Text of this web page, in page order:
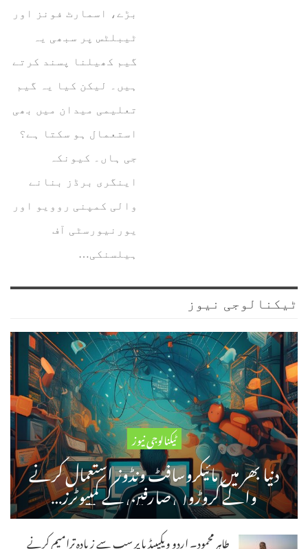
بڑے، اسمارٹ فونز اور
ٹیبلٹس پر سبھی یہ
گیم کھیلنا پسند کرتے
ہیں۔ لیکن کیا یہ گیم
تعلیمی میدان میں بھی
استعمال ہو سکتا ہے؟
جی ہاں۔ کیونکہ
اینگری برڈز بنانے
والی کمپنی روویو اور
یورنیورسٹی آف
ہیلسنکی…
ٹیکنالوجی نیوز
ٹیکنالوجی نیوز
دنیا بھر میں مائیکروسافٹ ونڈوز استعمال کرنے
والے کروڑوں صارفین کے کمپیوٹرز…
طاہر محمود۔ اردو ویکیپیڈیا پر سب سے زیادہ ترامیم کرنے